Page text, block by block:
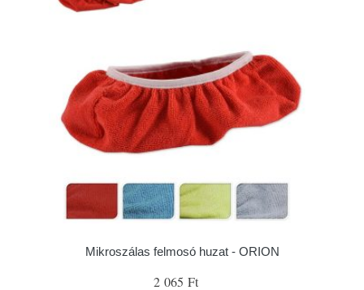
Mikroszálas felmosó huzat - ORION
2 065 Ft